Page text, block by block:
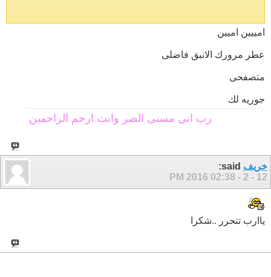
امييين اميين
عطر مرورك الانبق فاضلى
متصفحى
جوريه لك
رب انى مسنى الضر وانت ارحم الراحمين
خريف
12 - 2 - 2016
02:38 PM
ياارب تتحرر ..شكرا